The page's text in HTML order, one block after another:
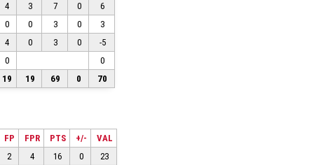
4 3 7 0
6
0 0 3 0
3
4 0 3 0
-5
0
0
19 19 69 0 70
FP FPR PTS +/-
VAL
2 4 16 0
23